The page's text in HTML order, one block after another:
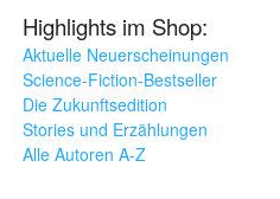
Highlights im Shop:
Aktuelle Neuerscheinungen
Science-Fiction-Bestseller
Die Zukunftsedition
Stories und Erzählungen
Alle Autoren A-Z